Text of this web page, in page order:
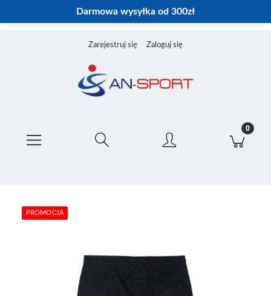
Darmowa wysyłka od 300zł
Zarejestruj się Zaloguj się
PROMOCJA